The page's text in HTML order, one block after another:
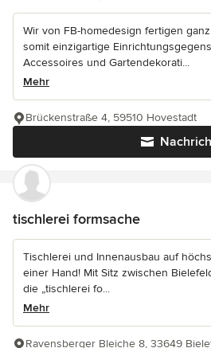
Wir von FB-homedesign fertigen
somit einzigartige
Accessoires und Gartendekorati...
Mehr
Brückenstraße 4, 59510 Hovestadt
tischlerei formsache
Tischlerei und Innenausbau auf
einer Hand! Mit Sitz zwischen
die „tischlerei fo...
Mehr
Ravensberger Bleiche 8, 33649